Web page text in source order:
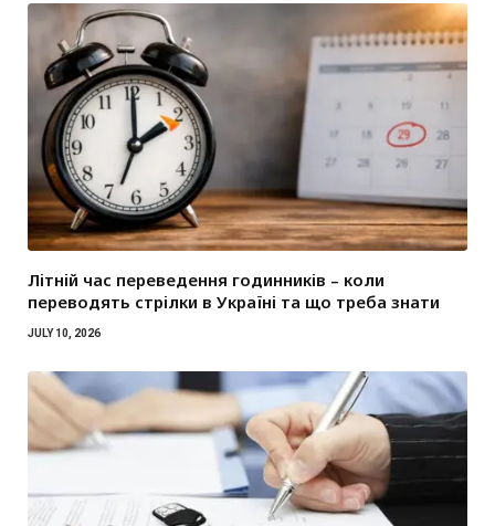
Літній час переведення годинників – коли
переводять стрілки в Україні та що треба знати
JULY 10, 2026